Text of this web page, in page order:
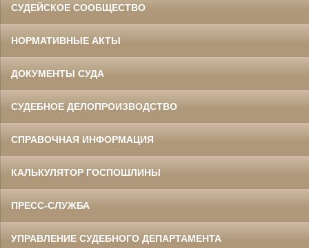
СУДЕЙСКОЕ СООБЩЕСТВО
НОРМАТИВНЫЕ АКТЫ
ДОКУМЕНТЫ СУДА
СУДЕБНОЕ ДЕЛОПРОИЗВОДСТВО
СПРАВОЧНАЯ ИНФОРМАЦИЯ
КАЛЬКУЛЯТОР ГОСПОШЛИНЫ
ПРЕСС-СЛУЖБА
УПРАВЛЕНИЕ СУДЕБНОГО ДЕПАРТАМЕНТА